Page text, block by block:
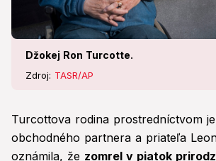
Džokej Ron Turcotte.
Zdroj: TASR/AP
Turcottova rodina prostredníctvom
obchodného partnera a priateľa
oznámila, že zomrel v piatok